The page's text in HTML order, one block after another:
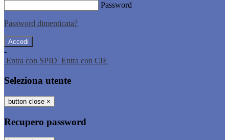
Password
Password dimenticata?
-
Entra con SPID Entra con CIE
Seleziona utente
button close ×
Recupero password